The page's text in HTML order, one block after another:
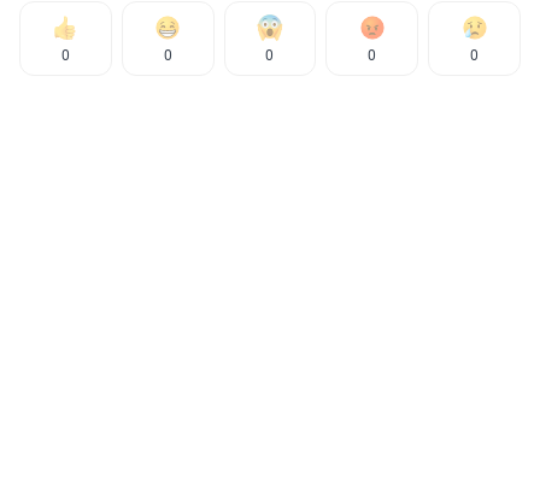
0 0 0 0 0